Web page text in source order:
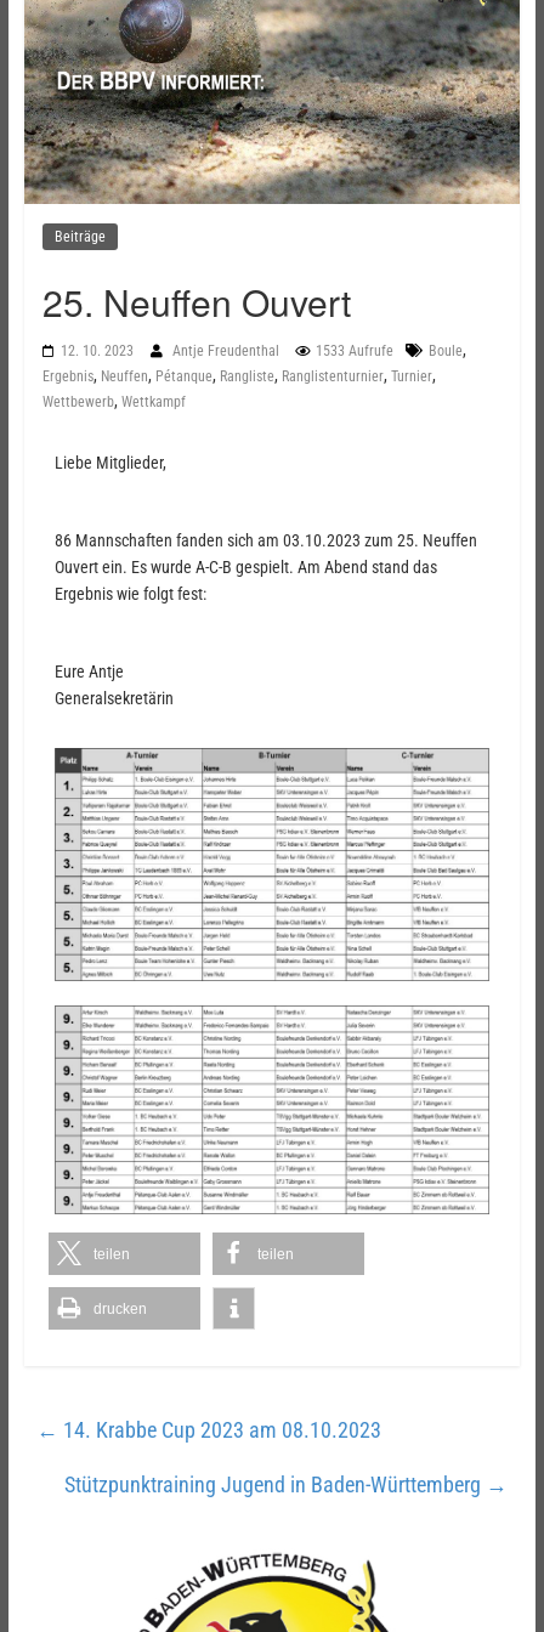
Beiträge
25. Neuffen Ouvert
12. 10. 2023 Antje Freudenthal 1533 Aufrufe Boule,
Ergebnis, Neuffen, Pétanque, Rangliste, Ranglistenturnier, Turnier,
Wettbewerb, Wettkampf
Liebe Mitglieder,
86 Mannschaften fanden sich am 03.10.2023 zum 25. Neuffen
Ouvert ein. Es wurde A-C-B gespielt. Am Abend stand das
Ergebnis wie folgt fest:
Eure Antje
Generalsekretärin
teilen teilen
drucken
← 14. Krabbe Cup 2023 am 08.10.2023
Stützpunktraining Jugend in Baden-Württemberg →